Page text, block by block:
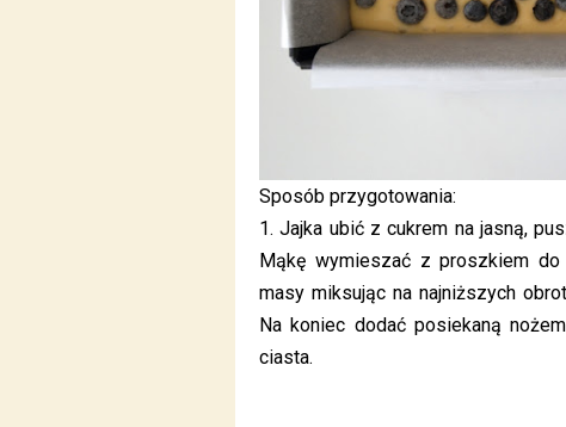
Sposób przygotowania:
1. Jajka ubić z cukrem na jasną,
Mąkę wymieszać z proszkiem
masy miksując na najniższych
Na koniec dodać posiekaną
ciasta.